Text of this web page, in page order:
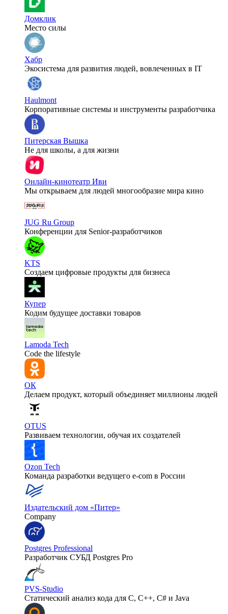
Домклик
Место силы
Хабр
Экосистема для развития людей, вовлеченных в IT
Haulmont
Корпоративные системы и инструменты разработчика
Питерская Вышка
Не для школы, а для жизни
Онлайн-кинотеатр Иви
Мы открываем для людей многообразие мира кино
JUG Ru Group
Конференции для Senior-разработчиков
KTS
Создаем цифровые продукты для бизнеса
Купер
Кодим будущее доставки товаров
Lamoda Tech
Code the lifestyle
ОК
Делаем продукт, который объединяет миллионы людей
OTUS
Развиваем технологии, обучая их создателей
Ozon Tech
Команда разработки ведущего e‑com в России
Издательский дом «Питер»
Company
Postgres Professional
Разработчик СУБД Postgres Pro
PVS-Studio
Статический анализ кода для C, C++, C# и Java